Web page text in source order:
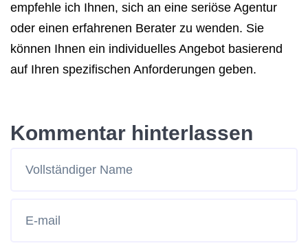
empfehle ich Ihnen, sich an eine seriöse Agentur
oder einen erfahrenen Berater zu wenden. Sie
können Ihnen ein individuelles Angebot basierend
auf Ihren spezifischen Anforderungen geben.
Kommentar hinterlassen